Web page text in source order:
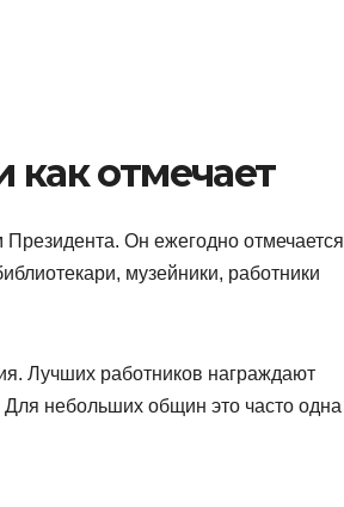
как отмечает
Он ежегодно
музейники, работники
Лучших работников награждают
небольших общин это часто одна